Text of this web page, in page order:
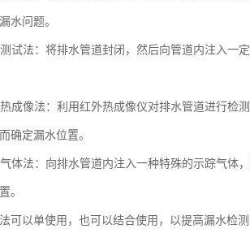
水问题。
试法：将排水管道封闭，然后向管道内注入一
成像法：利用红外热成像仪对排水管道进行检
确定漏水位置。
体法：向排水管道内注入一种特殊的示踪气体
。
可以单使用，也可以结合使用，以提高漏水检